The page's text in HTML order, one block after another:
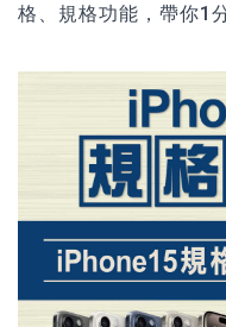
格、規格功能，帶你1